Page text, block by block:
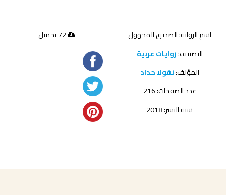
اسم الرواية: الصديق المجهول
التصنيف:روايات عربية
المؤلف:نقولا حداد
عدد الصفحات: 216
سنة النشر: 2018
72 تحميل